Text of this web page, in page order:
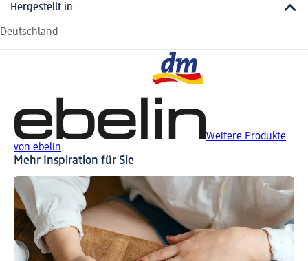
Hergestellt in
Deutschland
Weitere Produkte
von ebelin
Mehr Inspiration für Sie